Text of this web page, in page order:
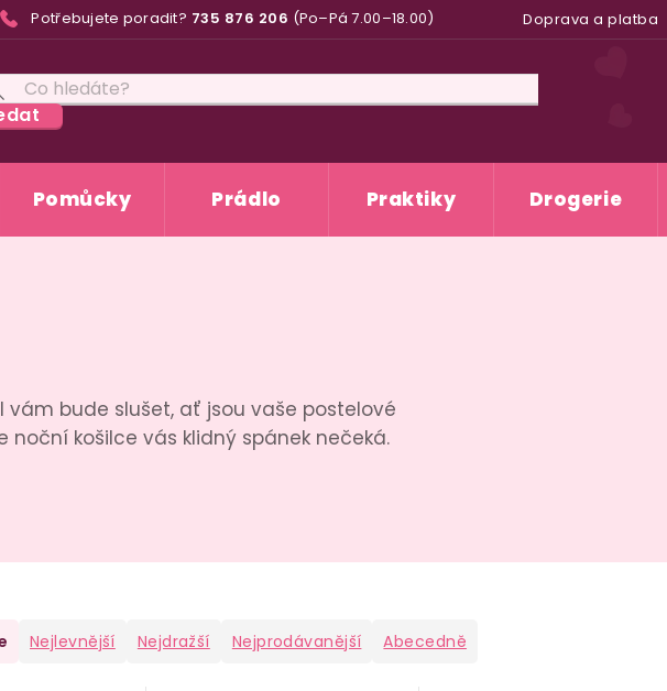
Potřebujete poradit? 735 876 206 (Po–Pá 7.00–18.00) Doprava a platba
Pomůcky Prádlo Praktiky Drogerie
bude slušet, ať jsou vaše postelové
noční košilce vás klidný spánek nečeká.
Nejlevnější Nejdražší Nejprodávanější Abecedně